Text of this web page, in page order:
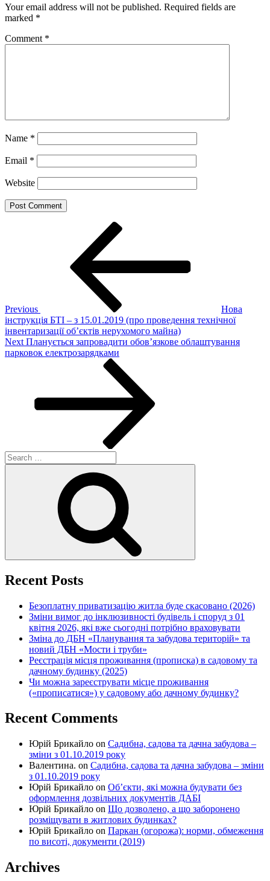
Your email address will not be published. Required fields are
marked *
Comment *
Name *
Email *
Website
Previous
Нова
інструкція БТІ – з 15.01.2019 (про проведення технічної
інвентаризації об’єктів нерухомого майна)
Next
Post
Next Планується запровадити обов’язкове облаштування
парковок електрозарядками
Search
for:
Recent Posts
Безоплатну приватизацію житла буде скасовано (2026)
Зміни вимог до інклюзивності будівель і споруд з 01
квітня 2026, які вже сьогодні потрібно враховувати
Зміна до ДБН «Планування та забудова територій» та
новий ДБН «Мости і труби»
Реєстрація місця проживання (прописка) в садовому та
дачному будинку (2025)
Чи можна зареєструвати місце проживання
(«прописатися») у садовому або дачному будинку?
Recent Comments
Юрій Брикайло on Садибна, садова та дачна забудова –
зміни з 01.10.2019 року
Валентина. on Садибна, садова та дачна забудова – зміни
з 01.10.2019 року
Юрій Брикайло on Об’єкти, які можна будувати без
оформлення дозвільних документів ДАБІ
Юрій Брикайло on Що дозволено, а що заборонено
розміщувати в житлових будинках?
Юрій Брикайло on Паркан (огорожа): норми, обмеження
по висоті, документи (2019)
Archives